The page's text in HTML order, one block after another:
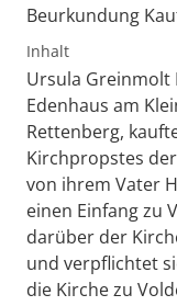
Beurkundung
Inhalt
Ursula Greinmolt
Edenhaus am
Rettenberg,
Kirchpropstes
von ihrem Vater
einen Einfang zu
darüber der
und verpflichtet
die Kirche zu